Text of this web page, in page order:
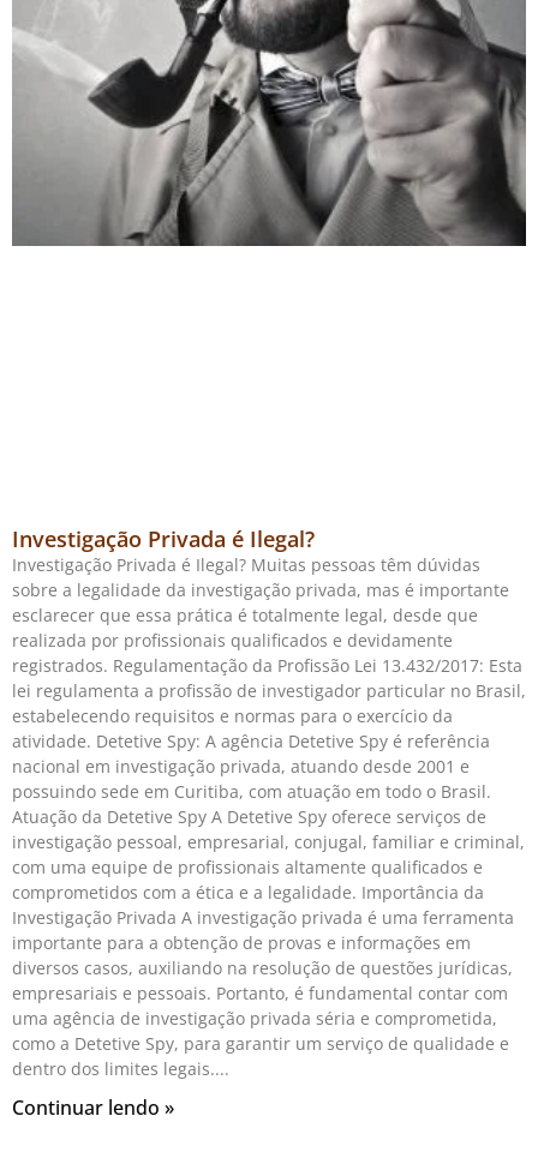
Investigação Privada é Ilegal?
Investigação Privada é Ilegal? Muitas pessoas têm dúvidas
sobre a legalidade da investigação privada, mas é importante
esclarecer que essa prática é totalmente legal, desde que
realizada por profissionais qualificados e devidamente
registrados. Regulamentação da Profissão Lei 13.432/2017: Esta
lei regulamenta a profissão de investigador particular no Brasil,
estabelecendo requisitos e normas para o exercício da
atividade. Detetive Spy: A agência Detetive Spy é referência
nacional em investigação privada, atuando desde 2001 e
possuindo sede em Curitiba, com atuação em todo o Brasil.
Atuação da Detetive Spy A Detetive Spy oferece serviços de
investigação pessoal, empresarial, conjugal, familiar e criminal,
com uma equipe de profissionais altamente qualificados e
comprometidos com a ética e a legalidade. Importância da
Investigação Privada A investigação privada é uma ferramenta
importante para a obtenção de provas e informações em
diversos casos, auxiliando na resolução de questões jurídicas,
empresariais e pessoais. Portanto, é fundamental contar com
uma agência de investigação privada séria e comprometida,
como a Detetive Spy, para garantir um serviço de qualidade e
dentro dos limites legais.
Continuar lendo »